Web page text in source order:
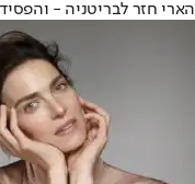
הארי חזר לבריטניה -